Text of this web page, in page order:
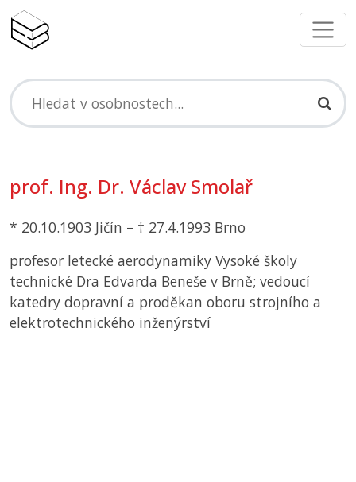
prof. Ing. Dr. Václav Smolař
* 20.10.1903 Jičín – † 27.4.1993 Brno
profesor letecké aerodynamiky Vysoké školy
technické Dra Edvarda Beneše v Brně; vedoucí
katedry dopravní a proděkan oboru strojního a
elektrotechnického inženýrství